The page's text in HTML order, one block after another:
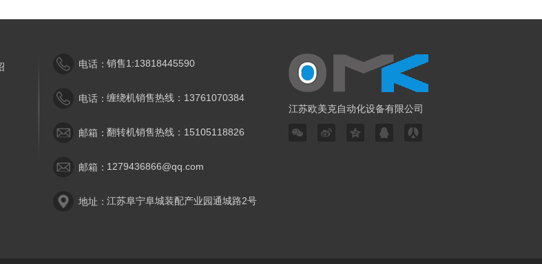
电话：销售1:13818445590
电话：缠绕机销售热线：13761070384
邮箱：翻转机销售热线：15105118826
邮箱： 1279436866@qq.com
地址：江苏阜宁阜城装配产业园通城路2号
江苏欧美克自动化设备有限公司